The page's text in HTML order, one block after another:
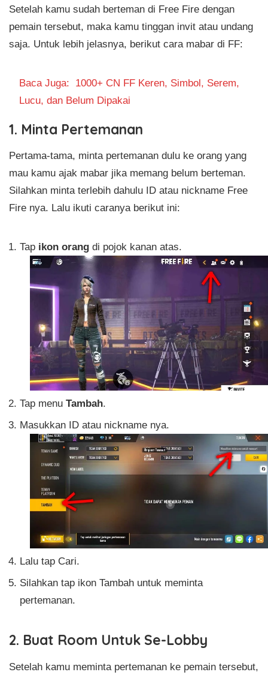
Setelah kamu sudah berteman di Free Fire dengan
pemain tersebut, maka kamu tinggan invit atau undang
saja. Untuk lebih jelasnya, berikut cara mabar di FF:
Baca Juga: 1000+ CN FF Keren, Simbol, Serem,
Lucu, dan Belum Dipakai
1. Minta Pertemanan
Pertama-tama, minta pertemanan dulu ke orang yang
mau kamu ajak mabar jika memang belum berteman.
Silahkan minta terlebih dahulu ID atau nickname Free
Fire nya. Lalu ikuti caranya berikut ini:
Tap ikon orang di pojok kanan atas.
Tap menu Tambah.
Masukkan ID atau nickname nya.
Lalu tap Cari.
Silahkan tap ikon Tambah untuk meminta
pertemanan.
2. Buat Room Untuk Se-Lobby
Setelah kamu meminta pertemanan ke pemain tersebut,